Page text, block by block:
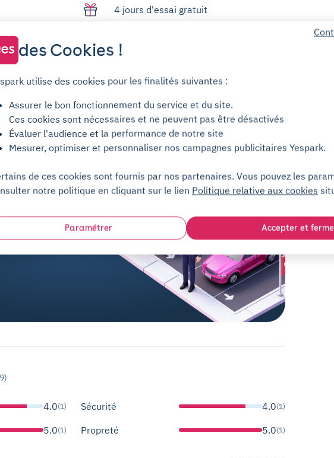
4 jours d'essai gratuit
Paiement sécurisé
parking Centre d'aide
de
tous les
4.0(1) Sécurité 4.0(1)
5.0(1) Propreté 5.0(1)
des Cookies !
utilise des cookies pour les finalités suivantes :
Assurer le bon fonctionnement du service et du site.
Ces cookies sont nécessaires et ne peuvent pas être désactivés
Évaluer l'audience et la performance de notre site
Mesurer, optimiser et personnaliser nos campagnes publicitaires Yespark.
de ces cookies sont fournis par nos partenaires. Vous pouvez les
notre politique en cliquant sur le lien Politique relative aux cookies
Paramétrer Accepter et